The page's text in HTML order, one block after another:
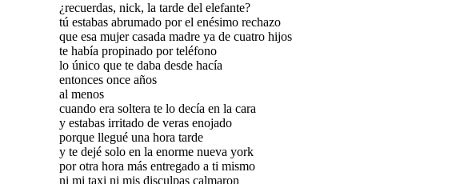
¿recuerdas, nick, la tarde del elefante?
tú estabas abrumado por el enésimo rechazo
que esa mujer casada madre ya de cuatro hijos
te había propinado por teléfono
lo único que te daba desde hacía
entonces once años
al menos
cuando era soltera te lo decía en la cara
y estabas irritado de veras enojado
porque llegué una hora tarde
y te dejé solo en la enorme nueva york
por otra hora más entregado a ti mismo
ni mi taxi ni mis disculpas calmaron